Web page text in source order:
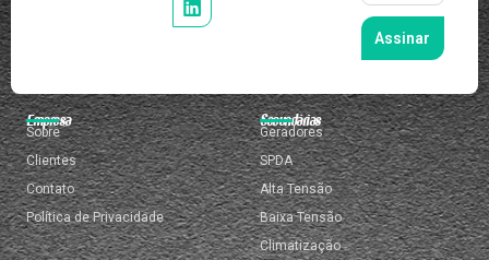
Assinar
Empresa
Sobre
Clientes
Contato
Política de Privacidade
Secundárias
Geradores
SPDA
Alta Tensão
Baixa Tensão
Climatização